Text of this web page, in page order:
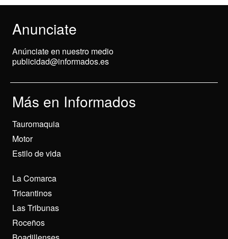
Anunciate
Anúnciate en nuestro medio
publicidad@informados.es
Más en Informados
Tauromaquia
Motor
Estilo de vida
La Comarca
Tricantinos
Las Tribunas
Roceños